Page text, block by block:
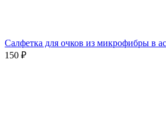
Салфетка для очков из микрофибры в
150 ₽